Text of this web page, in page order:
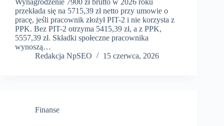
Wynagrodzenie 7900 zł brutto w 2026 roku
przekłada się na 5715,39 zł netto przy umowie o
pracę, jeśli pracownik złożył PIT-2 i nie korzysta z
PPK. Bez PIT-2 otrzyma 5415,39 zł, a z PPK,
5557,39 zł. Składki społeczne pracownika
wynoszą…
Redakcja NpSEO
15 czerwca, 2026
Finanse